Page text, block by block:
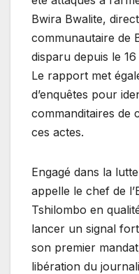
Bwira Bwalite,
communautaire de
disparu depuis le
Le rapport met
d’enquêtes pour
commanditaires de
ces actes.
Engagé dans la
appelle le chef de
Tshilombo en
lancer un signal
son premier
libération du